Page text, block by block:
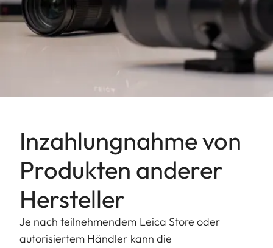
Inzahlungnahme von
Produkten anderer
Hersteller
Je nach teilnehmendem Leica Store oder
autorisiertem Händler kann die